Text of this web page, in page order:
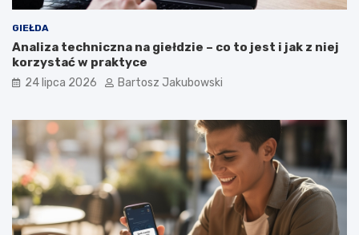
GIEŁDA
Analiza techniczna na giełdzie – co to jest i jak z niej
korzystać w praktyce
24 lipca 2026 Bartosz Jakubowski